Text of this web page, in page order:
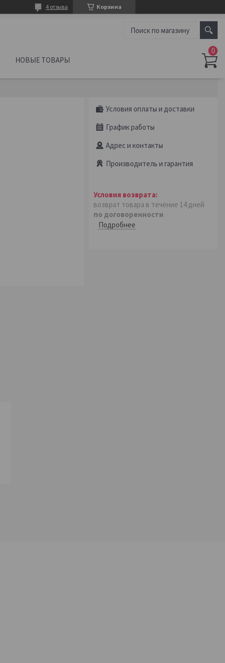
Корзина
4 отзыва
НОВЫЕ ТОВАРЫ
Условия оплаты и доставки
График работы
Адрес и контакты
Производитель и гарантия
возврат товара в течение 14 дней
по договоренности
Подробнее